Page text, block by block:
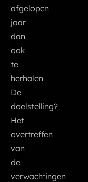
afgelopen
jaar
dan
ook
te
herhalen.
De
doelstelling?
Het
overtreffen
van
de
verwachtingen